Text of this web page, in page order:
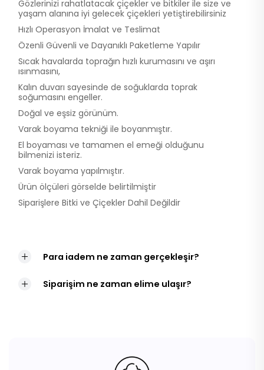
Gözlerinizi rahatlatacak çiçekler ve bitkiler ile size ve
yaşam alanına iyi gelecek çiçekleri yetiştirebilirsiniz
Hızlı Operasyon İmalat ve Teslimat
Özenli Güvenli ve Dayanıklı Paketleme Yapılır
Sıcak havalarda toprağın hızlı kurumasını ve aşırı
ısınmasını,
Kalın duvarı sayesinde de soğuklarda toprak
soğumasını engeller.
Doğal ve eşsiz görünüm.
Varak boyama tekniği ile boyanmıştır.
El boyaması ve tamamen el emeği olduğunu
bilmenizi isteriz.
Varak boyama yapılmıştır.
Ürün ölçüleri görselde belirtilmiştir
Siparişlere Bitki ve Çiçekler Dahil Değildir
Para iadem ne zaman gerçekleşir?
Siparişim ne zaman elime ulaşır?